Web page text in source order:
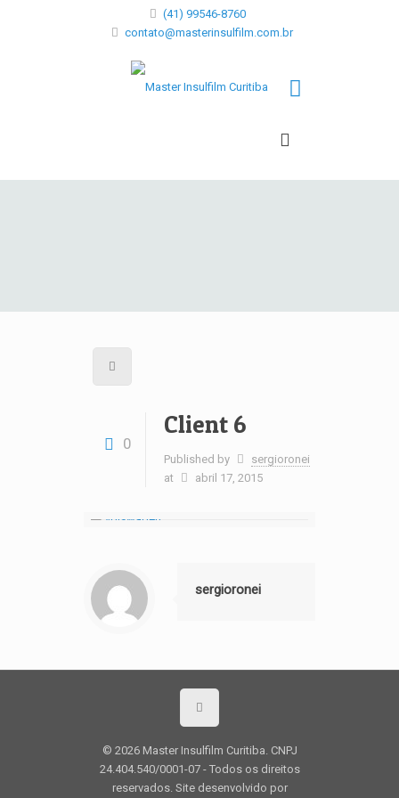
(41) 99546-8760
contato@masterinsulfilm.com.br
0
Client 6
Published by
sergioronei
at
abril 17, 2015
sergioronei
© 2026 Master Insulfilm Curitiba. CNPJ
24.404.540/0001-07 - Todos os direitos
reservados. Site desenvolvido por